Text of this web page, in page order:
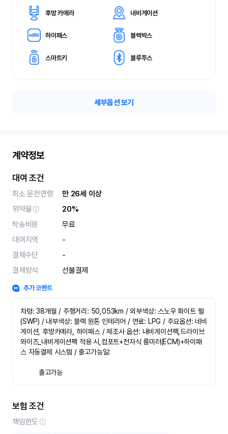
후방 카메라 내비게이션
하이패스 블랙박스
스마트키 블루투스
세부옵션 보기
계약정보
대여 조건
최소 운전연령
만 26세 이상
위약율
20%
탁송비용
무료
대여지역
-
결제수단
-
결제방식
선불결제
추가 코멘트
차령: 38개월 / 주행거리: 50,053km / 외부색상: 스노우 화이트 펄
(SWP) / 내부색상: 블랙 원톤 인테리어 / 연료: LPG / 주요옵션: 네비
게이션, 후방카메라, 하이패스 / 제조사 옵션: 내비게이션팩,드라이브
와이즈_내비게이션팩 적용 시,컴포트+전자식 룸미러(ECM)+하이패
스 자동결제 시스템 / 출고가능일:
   	 출고가능
보험 조건
책임한도